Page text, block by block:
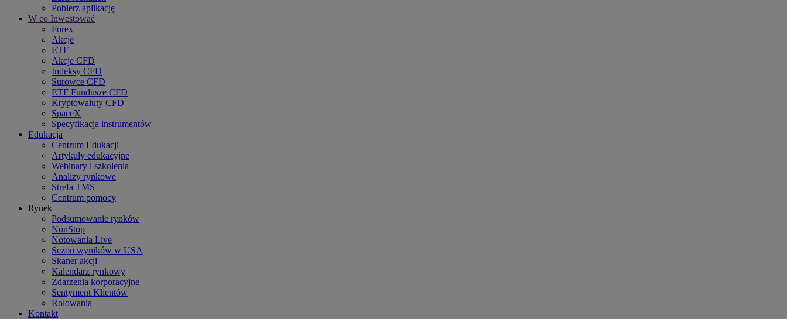
Pobierz aplikację
W co Inwestować
Forex
Akcje
ETF
Akcje CFD
Indeksy CFD
Surowce CFD
ETF Fundusze CFD
Kryptowaluty CFD
SpaceX
Specyfikacja instrumentów
Edukacja
Centrum Edukacji
Artykuły edukacyjne
Webinary i szkolenia
Analizy rynkowe
Strefa TMS
Centrum pomocy
Rynek
Podsumowanie rynków
NonStop
Notowania Live
Sezon wyników w USA
Skaner akcji
Kalendarz rynkowy
Zdarzenia korporacyjne
Sentyment Klientów
Rolowania
Kontakt